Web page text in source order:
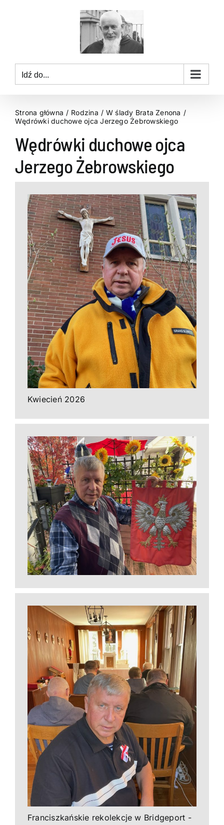
Idź do...
Strona główna Rodzina
W ślady Brata Zenona
Wędrówki duchowe ojca Jerzego Żebrowskiego
Wędrówki duchowe ojca
Jerzego Żebrowskiego
Kwiecień 2026
Franciszkańskie rekolekcje w Bridgeport -